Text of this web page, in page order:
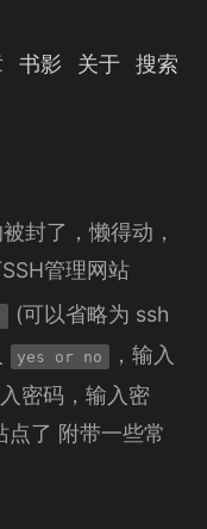
书影 关于 搜索
封了，懒得动，
管理网站
(可以省略为 ssh
yes or no
，输入
密码，输入密
点了 附带一些常